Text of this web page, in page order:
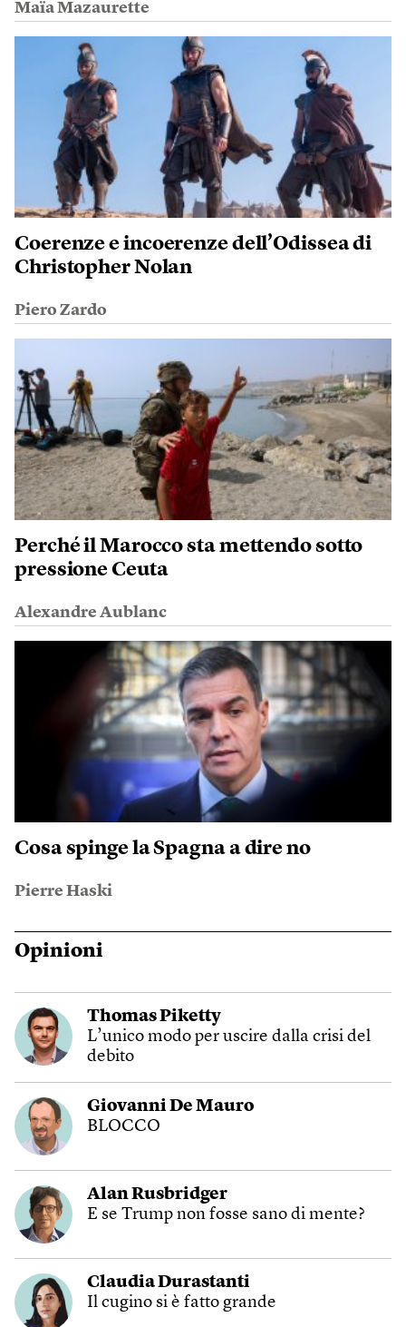
Maïa Mazaurette
Coerenze e incoerenze dell’Odissea di
Christopher Nolan
Piero Zardo
Perché il Marocco sta mettendo sotto
pressione Ceuta
Alexandre Aublanc
Cosa spinge la Spagna a dire no
Pierre Haski
Opinioni
Thomas Piketty
L’unico modo per uscire dalla crisi del
debito
Giovanni De Mauro
BLOCCO
Alan Rusbridger
E se Trump non fosse sano di mente?
Claudia Durastanti
Il cugino si è fatto grande